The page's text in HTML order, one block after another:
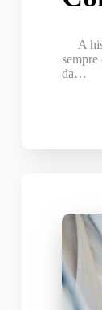
A
sempre
da…